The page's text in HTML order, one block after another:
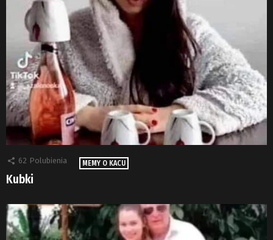
62 Polubienia MEMY O KACU
Kubki